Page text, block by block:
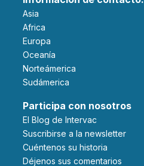
Asia
Africa
Europa
Oceanía
Norteámerica
Sudámerica
Participa con nosotros
El Blog de Intervac
Suscribirse a la newsletter
Cuéntenos su historia
Déjenos sus comentarios